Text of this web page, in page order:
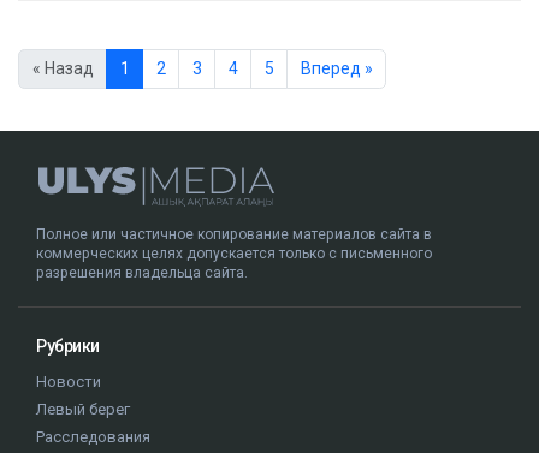
« Назад 1 2 3 4 5 Вперед »
Полное или частичное копирование материалов сайта в
коммерческих целях допускается только с письменного
разрешения владельца сайта.
Рубрики
Новости
Левый берег
Расследования